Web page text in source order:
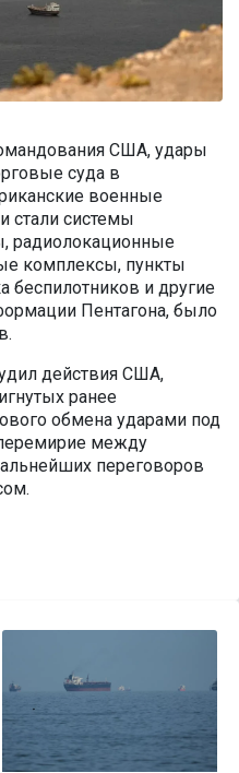
США, удары
суда в
военные
стали системы
радиолокационные
комплексы, пункты
беспилотников и другие
Пентагона, было
действия США,
ранее
обмена ударами под
между
переговоров